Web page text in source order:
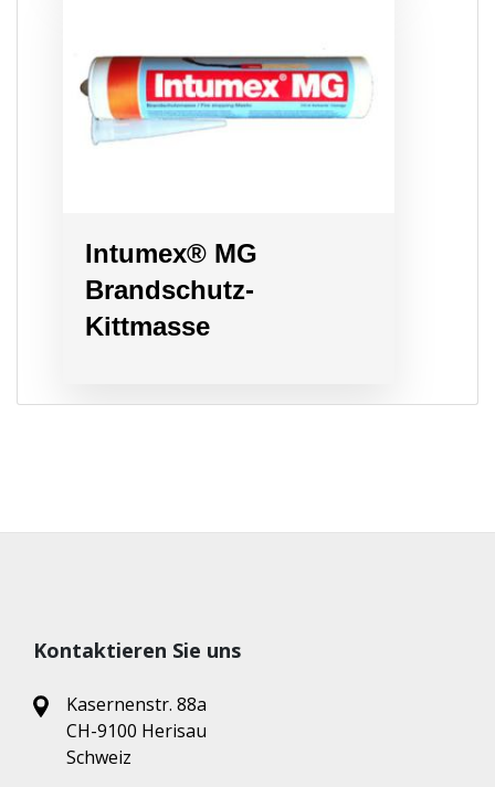
Intumex® MG
Brandschutz-
Kittmasse
Kontaktieren Sie uns
Kasernenstr. 88a
CH-9100 Herisau
Schweiz